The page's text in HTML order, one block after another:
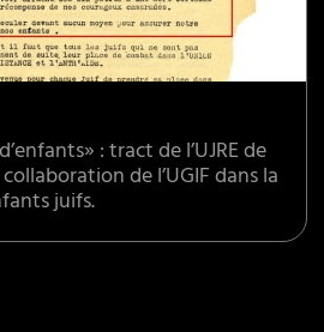
: tract de l’UJRE de
de l’UGIF dans la
juifs.